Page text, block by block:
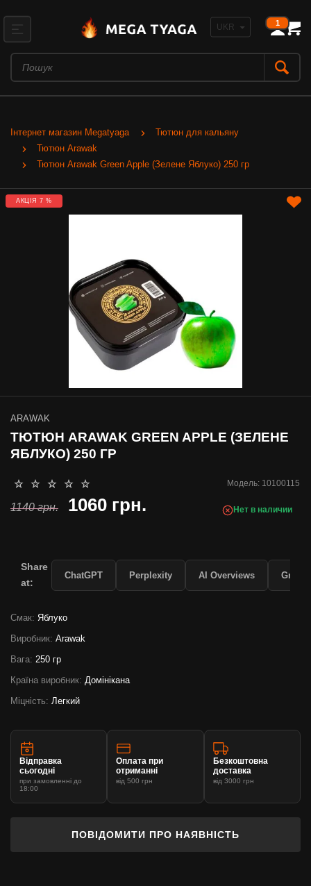
1
Інтернет магазин Megatyaga
Тютюн для кальяну
Тютюн Arawak
Тютюн Arawak Green Apple (Зелене Яблуко) 250 гр
АКЦІЯ 7 %
Модель: 10100115
ARAWAK
ТЮТЮН ARAWAK GREEN APPLE (ЗЕЛЕНЕ
ЯБЛУКО) 250 ГР
Нет в наличии
1140 грн. 1060 грн.
Смак: Яблуко
Виробник: Arawak
Вага: 250 гр
Країна виробник: Домінікана
Міцність: Легкий
ПОВІДОМИТИ ПРО НАЯВНІСТЬ
Відправка
сьогодні
при замовленні до
18:00
Оплата при
отриманні
від 500 грн
Безкоштовна
доставка
від 3000 грн
Share
at:
ChatGPT Perplexity AI Overviews Grok